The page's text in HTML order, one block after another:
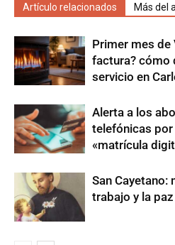
Artículo relacionados Más del
Primer mes de
factura? cómo
servicio en
Alerta a los
telefónicas
«matrícula
San Cayetano:
trabajo y la